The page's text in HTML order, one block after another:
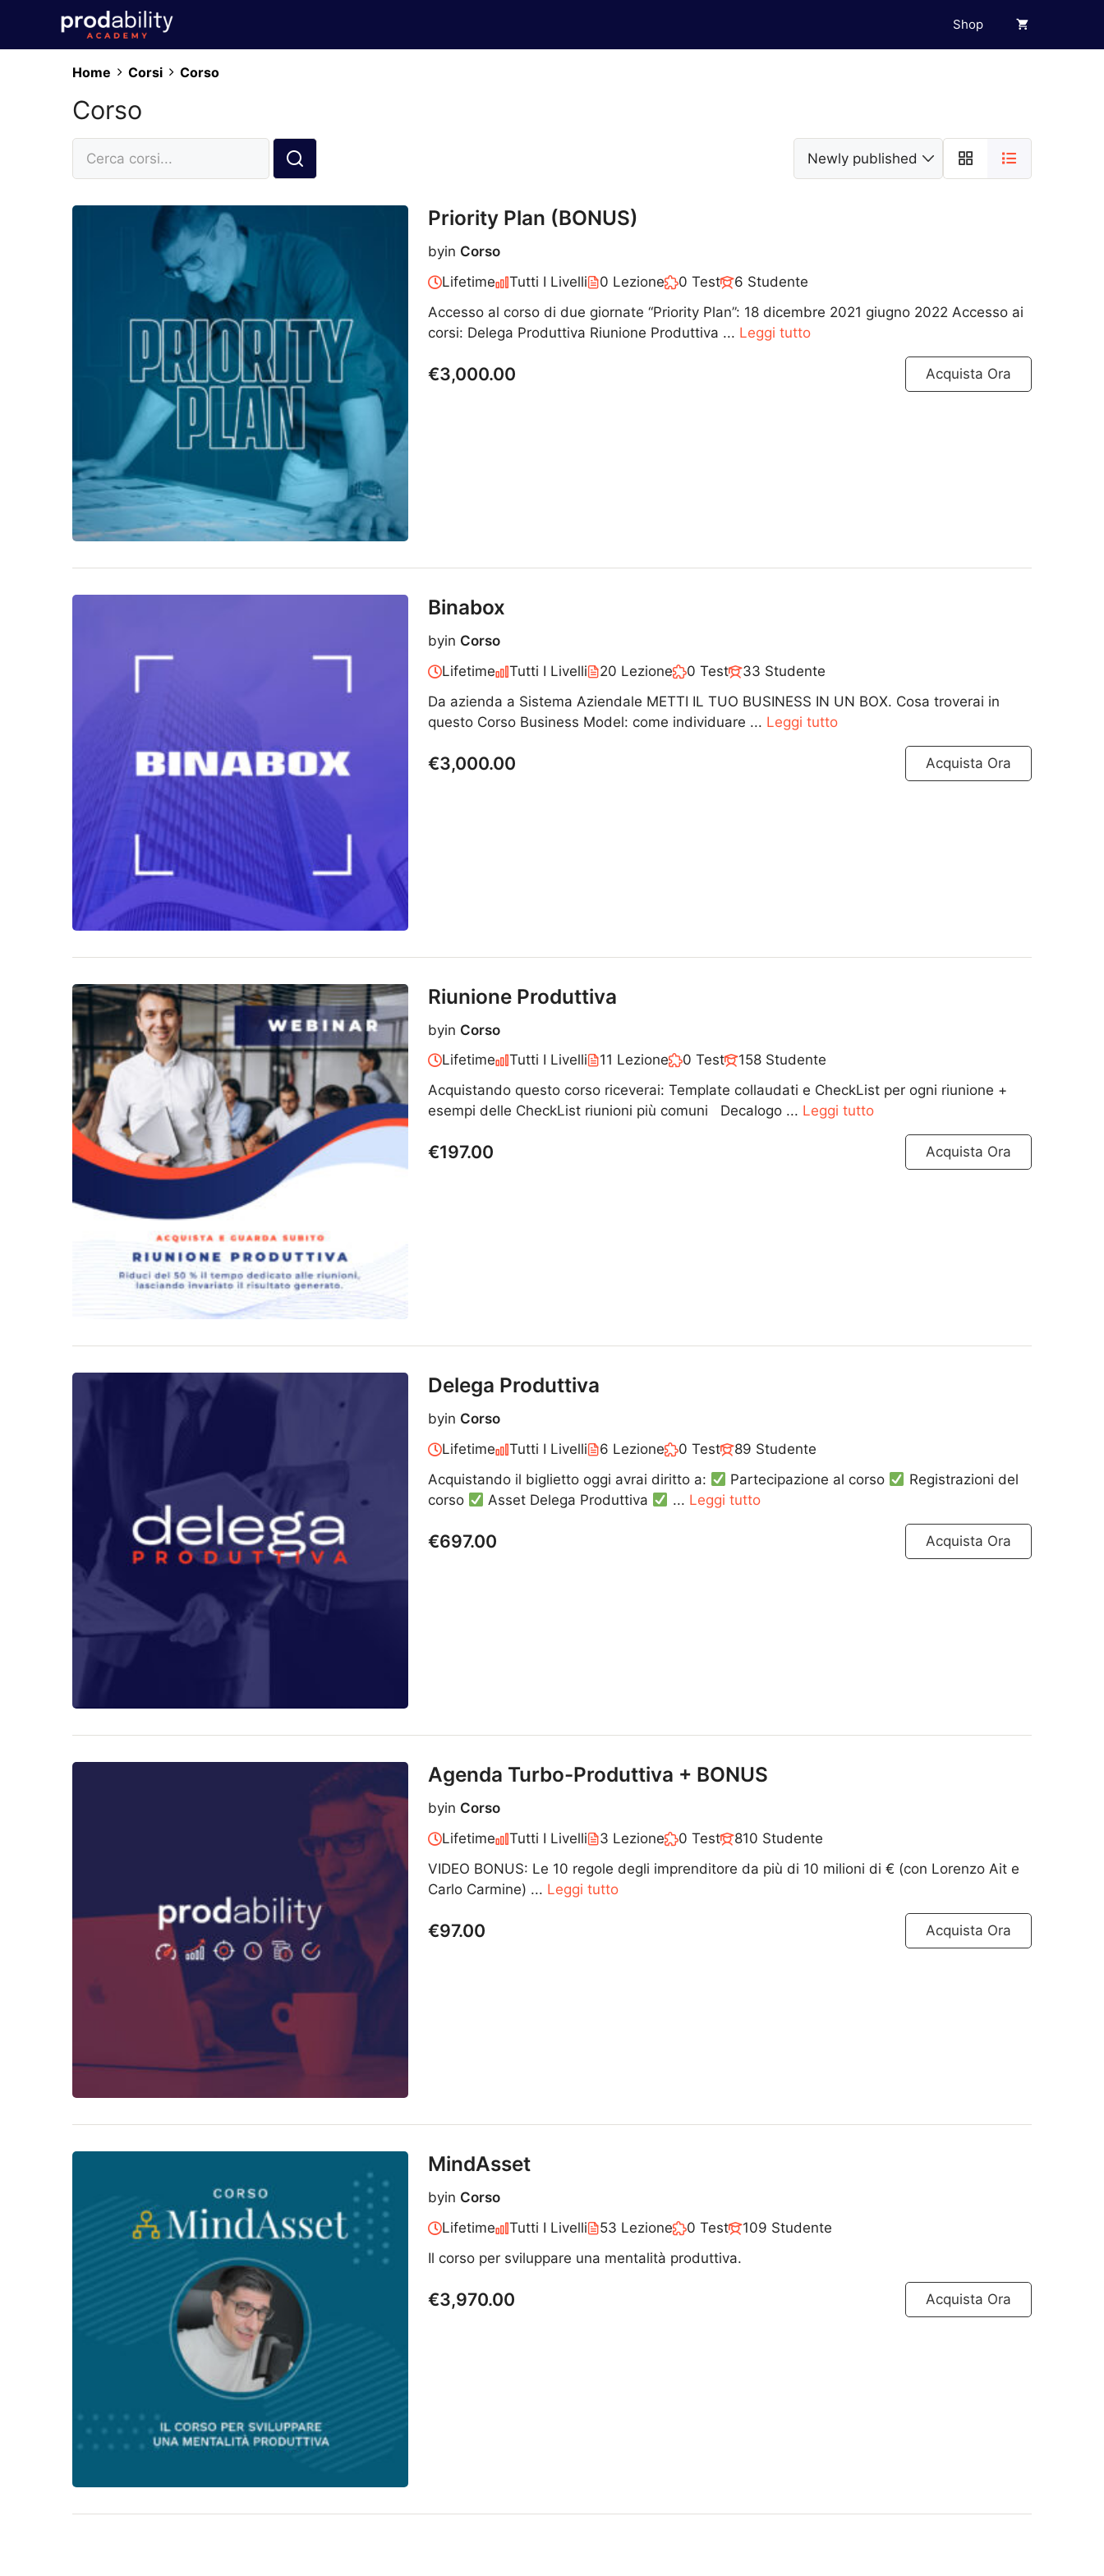
contenuto
Shop
Home Corsi Corso
Corso
Priority Plan (BONUS)
byin Corso
Lifetime
Tutti I Livelli 0 Lezione 0 Test
6 Studente
Accesso al corso di due giornate “Priority Plan”: 18 dicembre 2021 giugno 2022 Accesso ai
corsi: Delega Produttiva Riunione Produttiva ... Leggi tutto
€3,000.00 Acquista Ora
Binabox
byin Corso
Lifetime
Tutti I Livelli 20 Lezione 0 Test
33 Studente
Da azienda a Sistema Aziendale METTI IL TUO BUSINESS IN UN BOX. Cosa troverai in
questo Corso Business Model: come individuare ... Leggi tutto
€3,000.00 Acquista Ora
Riunione Produttiva
byin Corso
Lifetime
Tutti I Livelli 11 Lezione 0 Test
158 Studente
Acquistando questo corso riceverai: Template collaudati e CheckList per ogni riunione +
esempi delle CheckList riunioni più comuni Decalogo ... Leggi tutto
€197.00 Acquista Ora
Delega Produttiva
byin Corso
Lifetime
Tutti I Livelli 6 Lezione 0 Test
89 Studente
Acquistando il biglietto oggi avrai diritto a:
Partecipazione al corso
Registrazioni del
corso
Asset Delega Produttiva ... Leggi tutto
€697.00 Acquista Ora
Agenda Turbo-Produttiva + BONUS
byin Corso
Lifetime
Tutti I Livelli 3 Lezione 0 Test
810 Studente
VIDEO BONUS: Le 10 regole degli imprenditore da più di 10 milioni di € (con Lorenzo Ait e
Carlo Carmine) ... Leggi tutto
€97.00 Acquista Ora
MindAsset
byin Corso
Lifetime
Tutti I Livelli 53 Lezione 0 Test
109 Studente
Il corso per sviluppare una mentalità produttiva.
€3,970.00 Acquista Ora